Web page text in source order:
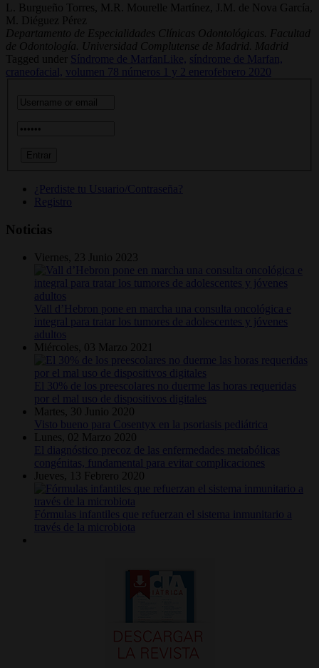
L. Burgueño Torres, M.R. Mourelle Martínez, J.M. de Nova García,
M. Diéguez Pérez
Departamento de Especialidades Clínicas Odontológicas. Facultad
de Odontología. Universidad Complutense de Madrid. Madrid
Tagged under
Síndrome de MarfanLike, síndrome de Marfan,
craneofacial,
volumen 78 números 1 y 2 enerofebrero 2020
¿Perdiste tu Usuario/Contraseña?
Registro
Noticias
Viernes, 23 Junio 2023
Vall d’Hebron pone en marcha una consulta oncológica e
integral para tratar los tumores de adolescentes y jóvenes
adultos
Miércoles, 03 Marzo 2021
El 30% de los preescolares no duerme las horas requeridas
por el mal uso de dispositivos digitales
Martes, 30 Junio 2020
Visto bueno para Cosentyx en la psoriasis pediátrica
Lunes, 02 Marzo 2020
El diagnóstico precoz de las enfermedades metabólicas
congénitas, fundamental para evitar complicaciones
Jueves, 13 Febrero 2020
Fórmulas infantiles que refuerzan el sistema inmunitario a
través de la microbiota